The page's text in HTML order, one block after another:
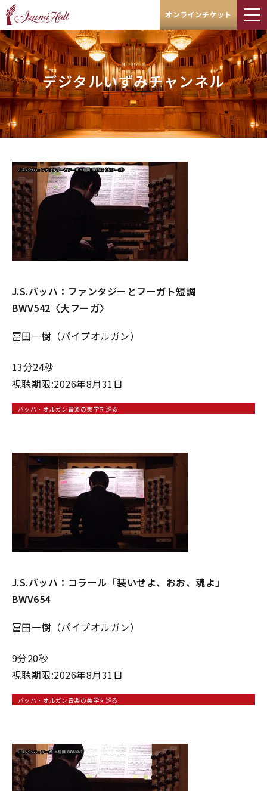
オンラインチケット
デジタルいずみチャンネル
J.S.バッハ：ファンタジーとフーガト短調
BWV542〈大フーガ〉
冨田一樹（パイプオルガン）
13分24秒
視聴期限:2026年8月31日
バッハ・オルガン音楽の美学を巡る
J.S.バッハ：コラール「装いせよ、おお、魂よ」
BWV654
冨田一樹（パイプオルガン）
9分20秒
視聴期限:2026年8月31日
バッハ・オルガン音楽の美学を巡る